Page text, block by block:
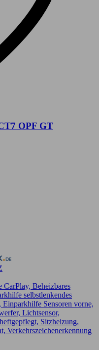
OPF GT
Beheizbares
selbstlenkendes
Sensoren vorne,
Lichtsensor,
Sitzheizung,
Verkehrszeichenerkennung